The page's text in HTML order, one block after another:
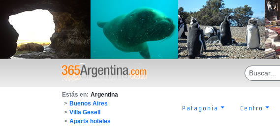
Estás en: Argentina
> Buenos Aires
> Villa Gesell
> Aparts hoteles
Patagonia Centro